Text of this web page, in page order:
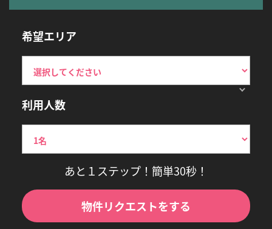
希望エリア
利用人数
あと１ステップ！簡単30秒！
物件リクエストをする